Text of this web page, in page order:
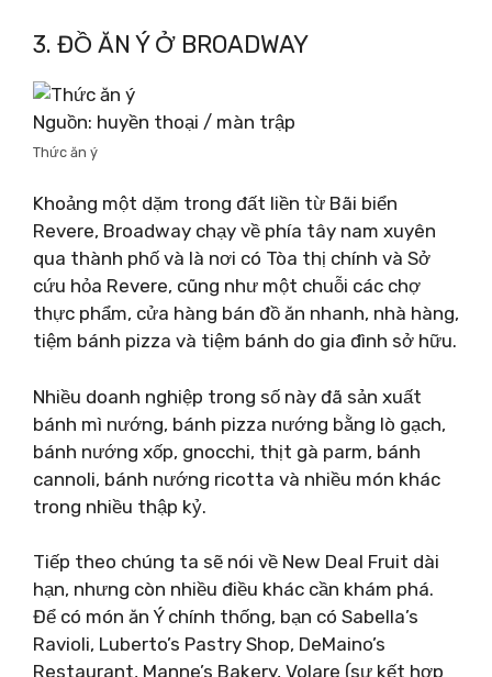
3. ĐỒ ĂN Ý Ở BROADWAY
Nguồn: huyền thoại / màn trập
Thức ăn ý
Khoảng một dặm trong đất liền từ Bãi biển
Revere, Broadway chạy về phía tây nam xuyên
qua thành phố và là nơi có Tòa thị chính và Sở
cứu hỏa Revere, cũng như một chuỗi các chợ
thực phẩm, cửa hàng bán đồ ăn nhanh, nhà hàng,
tiệm bánh pizza và tiệm bánh do gia đình sở hữu.
Nhiều doanh nghiệp trong số này đã sản xuất
bánh mì nướng, bánh pizza nướng bằng lò gạch,
bánh nướng xốp, gnocchi, thịt gà parm, bánh
cannoli, bánh nướng ricotta và nhiều món khác
trong nhiều thập kỷ.
Tiếp theo chúng ta sẽ nói về New Deal Fruit dài
hạn, nhưng còn nhiều điều khác cần khám phá.
Để có món ăn Ý chính thống, bạn có Sabella’s
Ravioli, Luberto’s Pastry Shop, DeMaino’s
Restaurant, Manne’s Bakery, Volare (sự kết hợp